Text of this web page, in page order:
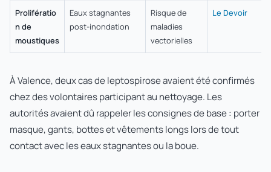
Prolifératio
n de
moustiques
Eaux stagnantes
post-inondation
Risque de
maladies
vectorielles
Le Devoir
À Valence, deux cas de leptospirose avaient été confirmés
chez des volontaires participant au nettoyage. Les
autorités avaient dû rappeler les consignes de base : porter
masque, gants, bottes et vêtements longs lors de tout
contact avec les eaux stagnantes ou la boue.